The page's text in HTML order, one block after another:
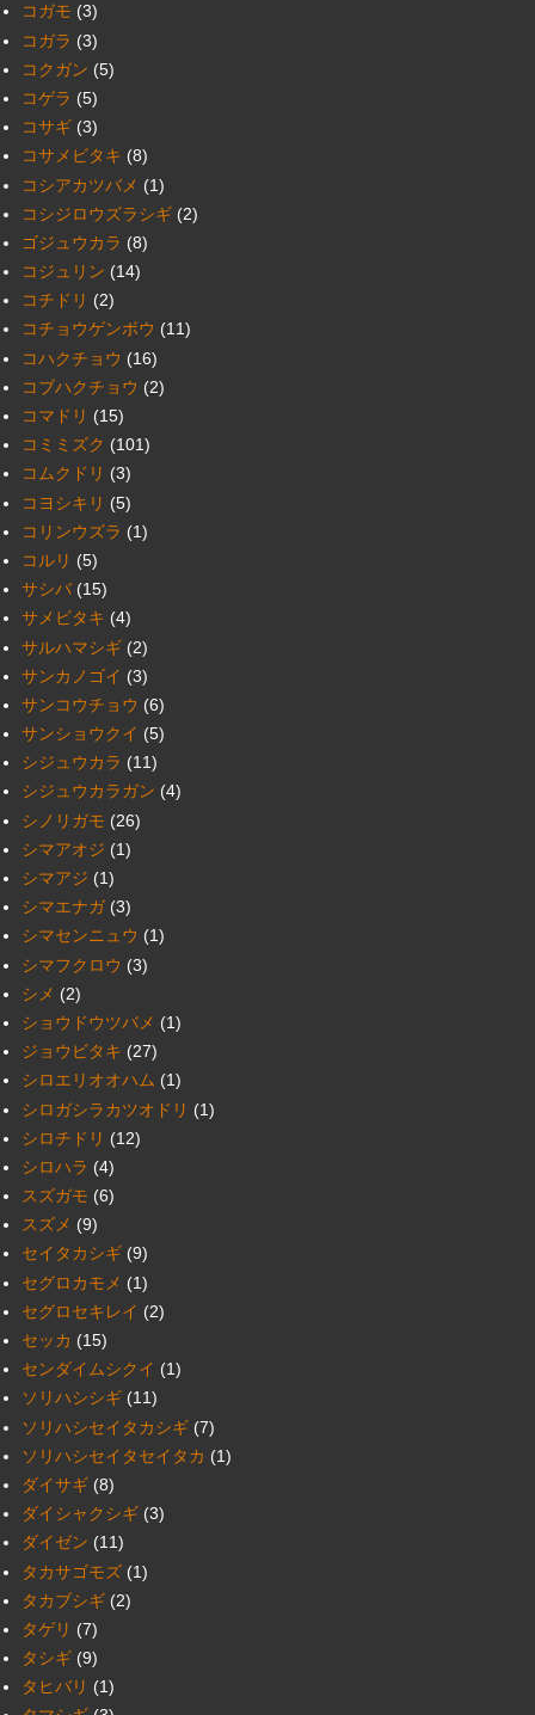
コガモ (3)
コガラ (3)
コクガン (5)
コゲラ (5)
コサギ (3)
コサメビタキ (8)
コシアカツバメ (1)
コシジロウズラシギ (2)
ゴジュウカラ (8)
コジュリン (14)
コチドリ (2)
コチョウゲンボウ (11)
コハクチョウ (16)
コブハクチョウ (2)
コマドリ (15)
コミミズク (101)
コムクドリ (3)
コヨシキリ (5)
コリンウズラ (1)
コルリ (5)
サシバ (15)
サメビタキ (4)
サルハマシギ (2)
サンカノゴイ (3)
サンコウチョウ (6)
サンショウクイ (5)
シジュウカラ (11)
シジュウカラガン (4)
シノリガモ (26)
シマアオジ (1)
シマアジ (1)
シマエナガ (3)
シマセンニュウ (1)
シマフクロウ (3)
シメ (2)
ショウドウツバメ (1)
ジョウビタキ (27)
シロエリオオハム (1)
シロガシラカツオドリ (1)
シロチドリ (12)
シロハラ (4)
スズガモ (6)
スズメ (9)
セイタカシギ (9)
セグロカモメ (1)
セグロセキレイ (2)
セッカ (15)
センダイムシクイ (1)
ソリハシシギ (11)
ソリハシセイタカシギ (7)
ソリハシセイタセイタカ (1)
ダイサギ (8)
ダイシャクシギ (3)
ダイゼン (11)
タカサゴモズ (1)
タカブシギ (2)
タゲリ (7)
タシギ (9)
タヒバリ (1)